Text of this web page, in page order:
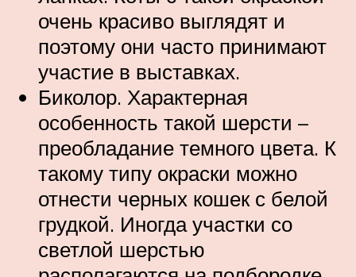
очень красиво выглядят и
поэтому они часто принимают
участие в выставках.
Биколор. Характерная
особенность такой шерсти –
преобладание темного цвета. К
такому типу окраски можно
отнести черных кошек с белой
грудкой. Иногда участки со
светлой шерстью